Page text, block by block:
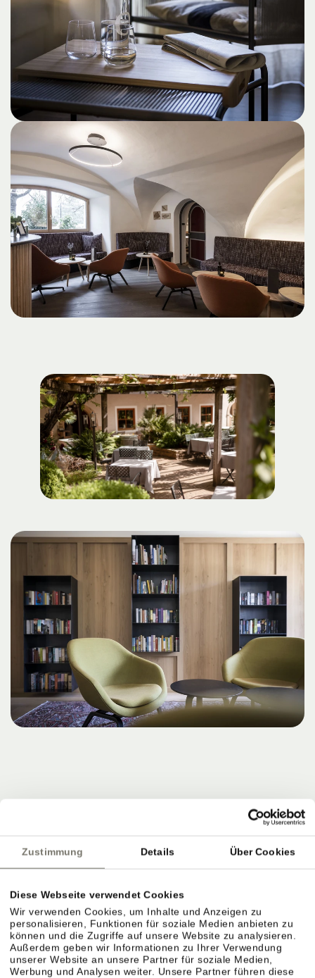
Zustimmung Details Über Cookies
Diese Webseite verwendet Cookies
Wir verwenden Cookies, um Inhalte und Anzeigen zu
personalisieren, Funktionen für soziale Medien anbieten zu
können und die Zugriffe auf unsere Website zu analysieren.
Außerdem geben wir Informationen zu Ihrer Verwendung
unserer Website an unsere Partner für soziale Medien,
Werbung und Analysen weiter. Unsere Partner führen diese